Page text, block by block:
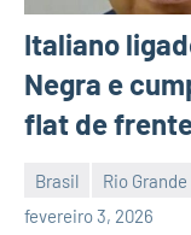
Italiano
Negra e
flat de
Brasil Rio
fevereiro 3, 2026
Habyner
Nenhum